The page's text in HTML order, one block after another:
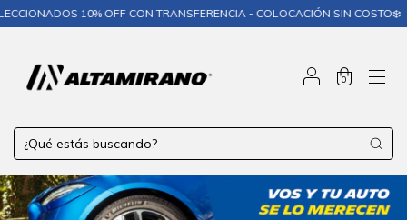
OFF CON TRANSFERENCIA - COLOCACIÓN SIN COSTO❄️ ❄️
0